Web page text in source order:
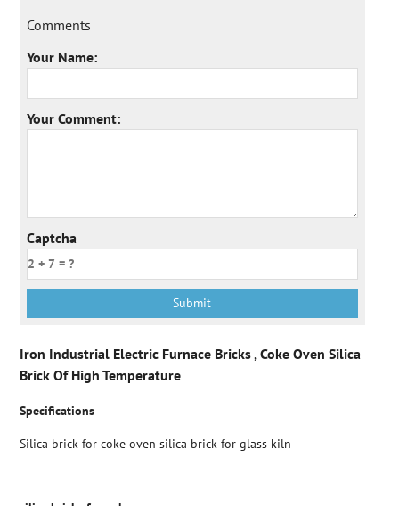
Comments
Your Name:
Your Comment:
Captcha
Iron Industrial Electric Furnace Bricks , Coke Oven Silica
Brick Of High Temperature
Specifications
Silica brick for coke oven silica brick for glass kiln